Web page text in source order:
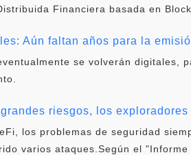
Financiera basada en
Aún faltan años para la
se volverán digitales,
riesgos, los
los problemas de seguridad
varios ataques.Según el "Informe